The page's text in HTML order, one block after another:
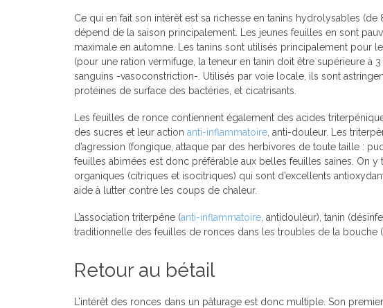
Ce qui en fait son intérêt est sa richesse en tanins hydrolysables (de
dépend de la saison principalement. Les jeunes feuilles en sont
maximale en automne. Les tanins sont utilisés principalement pour
(pour une ration vermifuge, la teneur en tanin doit être supérieure à
sanguins -vasoconstriction-. Utilisés par voie locale, ils sont
protéines de surface des bactéries, et cicatrisants.
Les feuilles de ronce contiennent également des acides
des sucres et leur action anti-inflammatoire , anti-douleur. Les
d’agression (fongique, attaque par des herbivores de toute taille :
feuilles abimées est donc préférable aux belles feuilles saines. On
organiques (citriques et isocitriques) qui sont d’excellents
aide à lutter contre les coups de chaleur.
L’association triterpéne (anti-inflammatoire , antidouleur), tanin
traditionnelle des feuilles de ronces dans les troubles de la bouche
Retour au bétail
L’intérêt des ronces dans un pâturage est donc multiple. Son